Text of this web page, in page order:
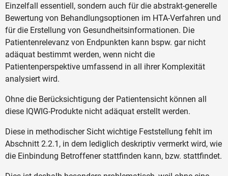
Einzelfall essentiell, sondern auch für die abstrakt-generelle
Bewertung von Behandlungsoptionen im HTA-Verfahren und
für die Erstellung von Gesundheitsinformationen. Die
Patientenrelevanz von Endpunkten kann bspw. gar nicht
adäquat bestimmt werden, wenn nicht die
Patientenperspektive umfassend in all ihrer Komplexität
analysiert wird.
Ohne die Berücksichtigung der Patientensicht können all
diese IQWIG-Produkte nicht adäquat erstellt werden.
Diese in methodischer Sicht wichtige Feststellung fehlt im
Abschnitt 2.2.1, in dem lediglich deskriptiv vermerkt wird, wie
die Einbindung Betroffener stattfinden kann, bzw. stattfindet.